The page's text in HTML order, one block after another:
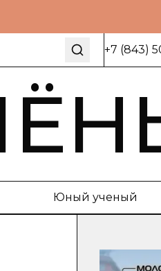
+7 (843)
Юный ученый